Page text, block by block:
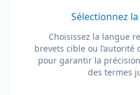
Sélectionnez
Choisissez la langue
brevets cible ou
pour garantir la
des termes